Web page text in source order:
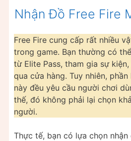
Nhận Đồ Free Fire
Free Fire cung cấp rất nhiều
trong game. Bạn thường có
từ Elite Pass, tham gia sự
qua cửa hàng. Tuy nhiên,
này đều yêu cầu người chơi
thế, đó không phải lại chọn
người.
Thực tế, bạn có lựa chọn nhận